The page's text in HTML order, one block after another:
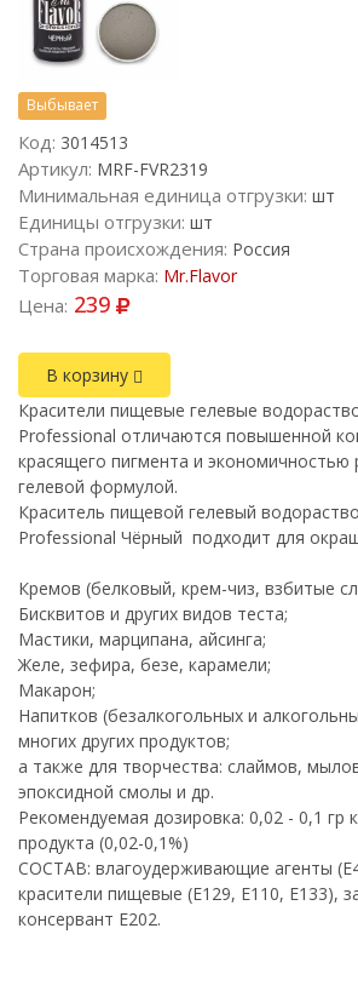
Выбывает
Код: 3014513
Артикул: MRF-FVR2319
Минимальная единица отгрузки: шт
Единицы отгрузки: шт
Страна происхождения: Россия
Торговая марка: Mr.Flavor
Цена: 239
В корзину
Красители пищевые гелевые
Professional отличаются повышенной
красящего пигмента и экономичностью
гелевой формулой.
Краситель пищевой гелевый
Professional Чёрный подходит для
Кремов (белковый, крем-чиз, взбитые
Бисквитов и других видов теста;
Мастики, марципана, айсинга;
Желе, зефира, безе, карамели;
Макарон;
Напитков (безалкогольных и
многих других продуктов;
а также для творчества: слаймов,
эпоксидной смолы и др.
Рекомендуемая дозировка: 0,02 - 0,1 гр
продукта (0,02-0,1%)
СОСТАВ: влагоудерживающие агенты
красители пищевые (Е129, Е110, Е133),
консервант Е202.